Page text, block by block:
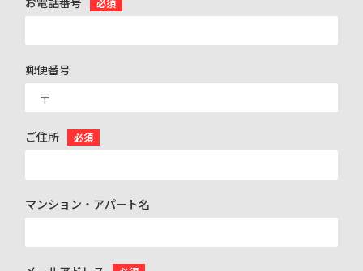
必須
郵便番号
ご住所 必須
マンション・アパート名